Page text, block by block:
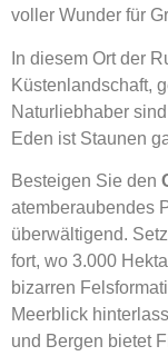
voller Wunder für
In diesem Ort der
Küstenlandschaft,
Naturliebhaber
Eden ist Staunen
Besteigen Sie den
atemberaubendes
überwältigend.
fort, wo 3.000
bizarren
Meerblick
und Bergen bietet